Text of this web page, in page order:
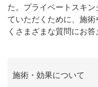
今月
当クリニッ
た。プライベートスキ
ていただくために、施
くさまざまな質問にお答
施術・効果について